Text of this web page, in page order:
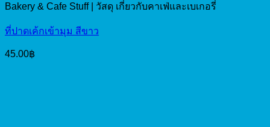
Bakery & Cafe Stuff | วัสดุ เกี่ยวกับคาเฟ่และเบเกอรี่
ที่ปาดเค้กเข้ามุม สีขาว
45.00฿